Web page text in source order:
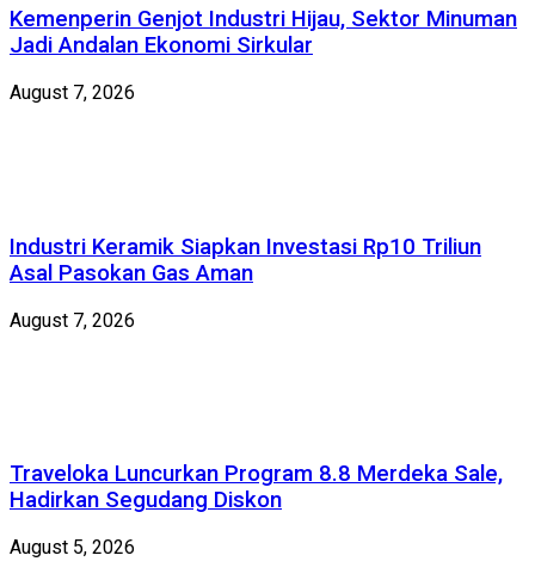
Kemenperin Genjot Industri Hijau, Sektor Minuman
Jadi Andalan Ekonomi Sirkular
August 7, 2026
Industri Keramik Siapkan Investasi Rp10 Triliun
Asal Pasokan Gas Aman
August 7, 2026
Traveloka Luncurkan Program 8.8 Merdeka Sale,
Hadirkan Segudang Diskon
August 5, 2026